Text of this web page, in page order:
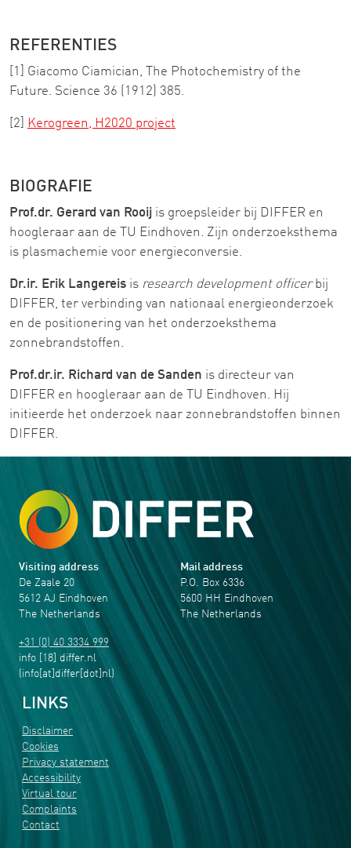
REFERENTIES
[1] Giacomo Ciamician, The Photochemistry of the
Future. Science 36 (1912) 385.
[2] Kerogreen, H2020 project
BIOGRAFIE
Prof.dr. Gerard van Rooij is groepsleider bij DIFFER en
hoogleraar aan de TU Eindhoven. Zijn onderzoeksthema
is plasmachemie voor energieconversie.
Dr.ir. Erik Langereis is research development officerbij
DIFFER, ter verbinding van nationaal energieonderzoek
en de positionering van het onderzoeksthema
zonnebrandstoffen.
Prof.dr.ir. Richard van de Sanden is directeur van
DIFFER en hoogleraar aan de TU Eindhoven. Hij
initieerde het onderzoek naar zonnebrandstoffen binnen
DIFFER.
Visiting address
De Zaale 20
5612 AJ Eindhoven
The Netherlands
+31 (0) 40 3334 999
info [18] differ.nl
(info[at]differ[dot]nl)
Mail address
P.O. Box 6336
5600 HH Eindhoven
The Netherlands
LINKS
Disclaimer
Cookies
Privacy statement
Accessibility
Virtual tour
Complaints
Contact